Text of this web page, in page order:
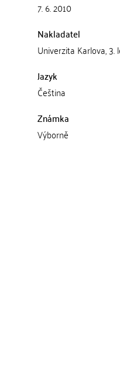
7. 6. 2010
Nakladatel
Univerzita Karlova,
Jazyk
Čeština
Známka
Výborně